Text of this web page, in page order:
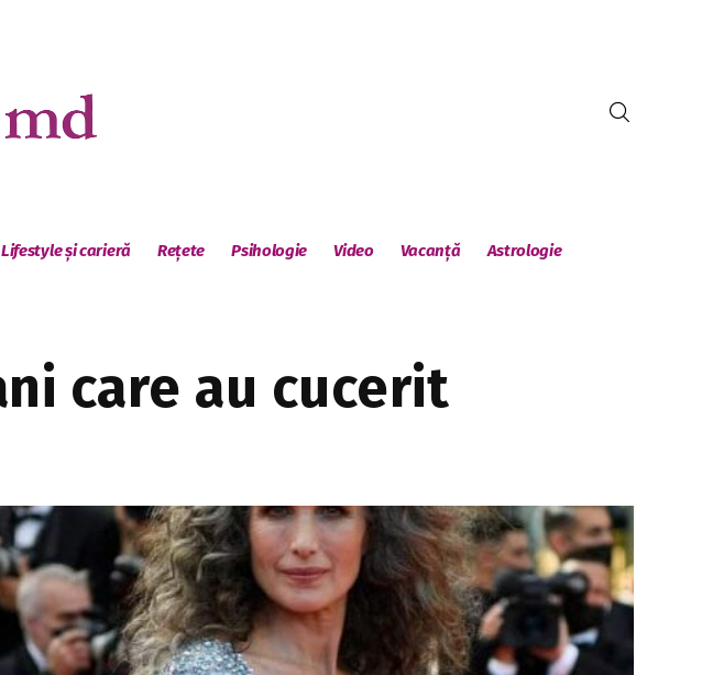
Lifestyle și carieră Rețete Psihologie Video Vacanță Astrologie
care au cucerit